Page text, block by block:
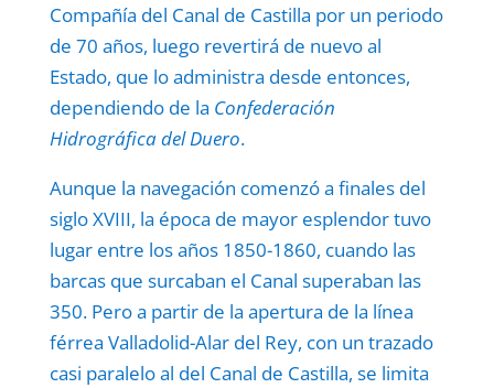
Compañía del Canal de Castilla por un periodo
de 70 años, luego revertirá de nuevo al
Estado, que lo administra desde entonces,
dependiendo de la Confederación
Hidrográfica del Duero.
Aunque la navegación comenzó a finales del
siglo XVIII, la época de mayor esplendor tuvo
lugar entre los años 1850-1860, cuando las
barcas que surcaban el Canal superaban las
350. Pero a partir de la apertura de la línea
férrea Valladolid-Alar del Rey, con un trazado
casi paralelo al del Canal de Castilla, se limita